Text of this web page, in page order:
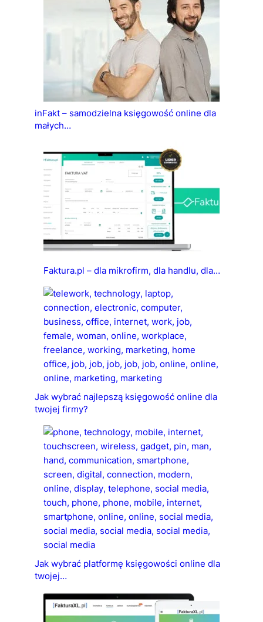
inFakt – samodzielna księgowość online dla
małych…
Faktura.pl – dla mikrofirm, dla handlu, dla…
Jak wybrać najlepszą księgowość online dla
twojej firmy?
Jak wybrać platformę księgowości online dla
twojej…